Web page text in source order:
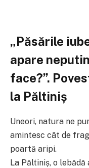
„Păsările
apare
face?”.
la Păltiniș
Uneori, natura ne
amintesc cât de
poartă aripi.
La Păltiniș, o lebădă